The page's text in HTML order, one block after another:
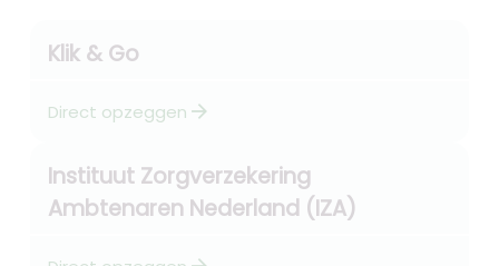
Klik & Go
Direct opzeggen arrow_forward
Instituut Zorgverzekering
Ambtenaren Nederland (IZA)